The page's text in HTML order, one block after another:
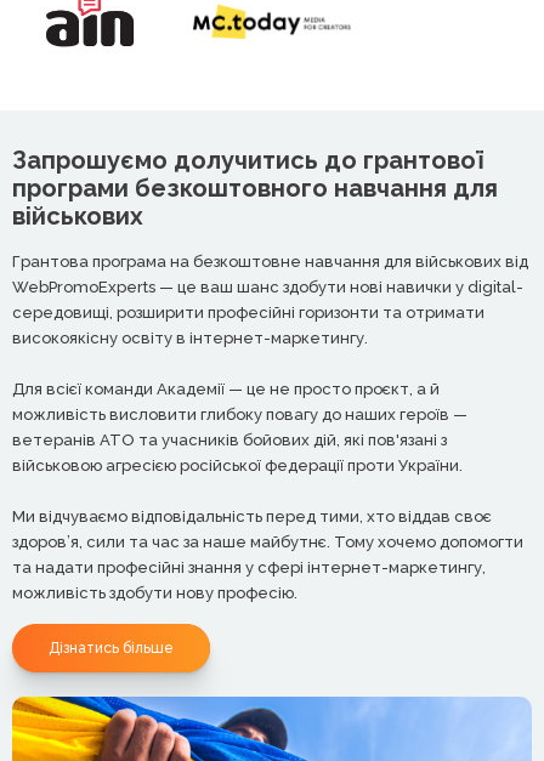
Запрошуємо долучитись до грантової
програми безкоштовного навчання для
військових
Грантова програма на безкоштовне навчання для військових від
WebPromoExperts — це ваш шанс здобути нові навички у digital-
середовищі, розширити професійні горизонти та отримати
високоякісну освіту в інтернет-маркетингу.
Для всієї команди Академії — це не просто проєкт, а й
можливість висловити глибоку повагу до наших героїв —
ветеранів АТО та учасників бойових дій, які пов'язані з
військовою агресією російської федерації проти України.
Ми відчуваємо відповідальність перед тими, хто віддав своє
здоров’я, сили та час за наше майбутнє. Тому хочемо допомогти
та надати професійні знання у сфері інтернет-маркетингу,
можливість здобути нову професію.
Дізнатись більше